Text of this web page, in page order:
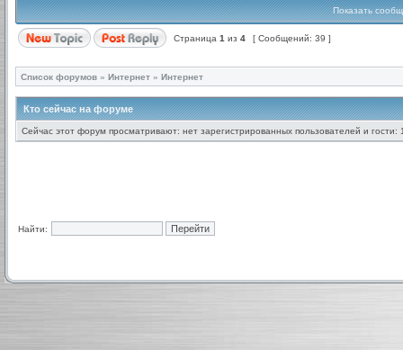
Показать
Страница 1 из 4 [ Сообщений: 39 ]
Список форумов » Интернет » Интернет
Кто сейчас на форуме
Сейчас этот форум просматривают: нет зарегистрированных пользователей и гости:
Найти: